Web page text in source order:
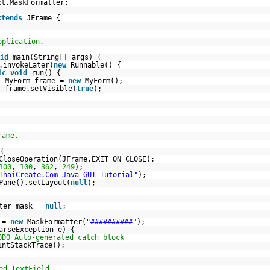
JFrame {
main(String[] args) {
new
Runnable() {
void
run() {
MyForm frame = new
MyForm();
frame.setVisible(true);
, 100, 362, 249);
Java GUI Tutorial" );
null);
mask = null;
= new MaskFormatter( "##########" );
e) {
Auto-generated catch block